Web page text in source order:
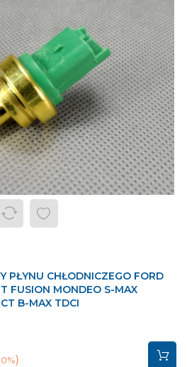
PŁYNU CHŁODNICZEGO FORD
FUSION MONDEO S-MAX
B-MAX TDCI
0%